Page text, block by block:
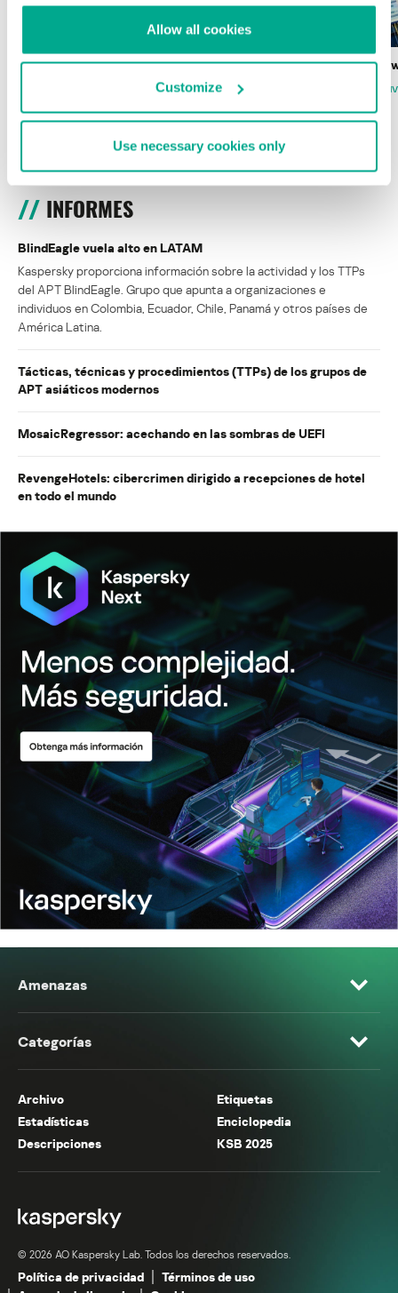
Allow all cookies
Customize
Use necessary cookies only
Wardriving en México: preparativos para
la Copa Mundial de Fútbol 2026
Estado del
MARC
INFORMES
BlindEagle vuela alto en LATAM
Kaspersky proporciona información sobre la actividad y los TTPs
del APT BlindEagle. Grupo que apunta a organizaciones e
individuos en Colombia, Ecuador, Chile, Panamá y otros países de
América Latina.
Tácticas, técnicas y procedimientos (TTPs) de los grupos de
APT asiáticos modernos
MosaicRegressor: acechando en las sombras de UEFI
RevengeHotels: cibercrimen dirigido a recepciones de hotel
en todo el mundo
Amenazas
Categorías
Archivo
Etiquetas
Estadísticas
Enciclopedia
Descripciones
KSB 2025
© 2026 AO Kaspersky Lab. Todos los derechos reservados.
Política de privacidad
Términos de uso